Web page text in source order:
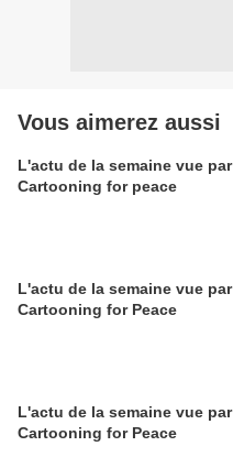
Vous aimerez aussi
L'actu de la semaine vue par
Cartooning for peace
L'actu de la semaine vue par
Cartooning for Peace
L'actu de la semaine vue par
Cartooning for Peace